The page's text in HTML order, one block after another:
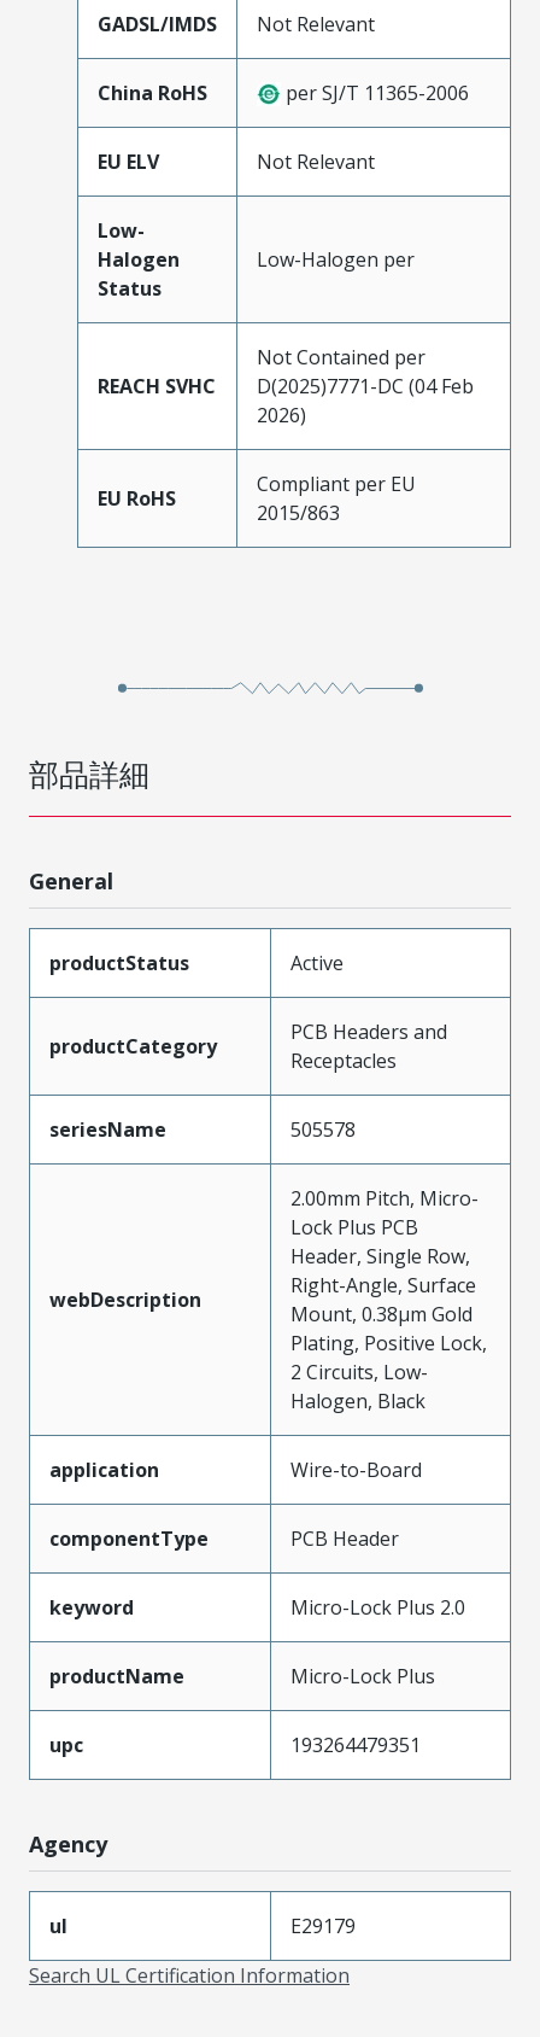
GADSL/IMDS Not Relevant
China RoHS per SJ/T 11365-2006
EU ELV Not Relevant
Low-
Halogen
Status
Low-Halogen per
REACH SVHC
Not Contained per
D(2025)7771-DC (04 Feb
2026)
EU RoHS
Compliant per EU
2015/863
部品詳細
General
productStatus Active
productCategory
PCB Headers and
Receptacles
seriesName 505578
webDescription
2.00mm Pitch, Micro-
Lock Plus PCB
Header, Single Row,
Right-Angle, Surface
Mount, 0.38µm Gold
Plating, Positive Lock,
2 Circuits, Low-
Halogen, Black
application Wire-to-Board
componentType PCB Header
keyword Micro-Lock Plus 2.0
productName Micro-Lock Plus
upc 193264479351
Agency
ul
E29179
Search UL Certification Information